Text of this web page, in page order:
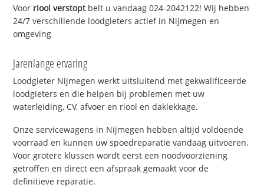
Voor riool verstoptbelt u vandaag 024-2042122! Wij hebben
24/7 verschillende loodgieters actief in Nijmegen en
omgeving
Jarenlange ervaring
Loodgieter Nijmegen werkt uitsluitend met gekwalificeerde
loodgieters en die helpen bij problemen met uw
waterleiding, CV, afvoer en riool en daklekkage.
Onze servicewagens in Nijmegen hebben altijd voldoende
voorraad en kunnen uw spoedreparatie vandaag uitvoeren.
Voor grotere klussen wordt eerst een noodvoorziening
getroffen en direct een afspraak gemaakt voor de
definitieve reparatie.